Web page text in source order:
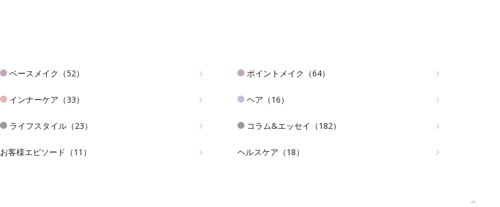
ベースメイク（52） ポイントメイク（64）
インナーケア（33） ヘア（16）
ライフスタイル（23） コラム&エッセイ（182）
お客様エピソード（11） ヘルスケア（18）